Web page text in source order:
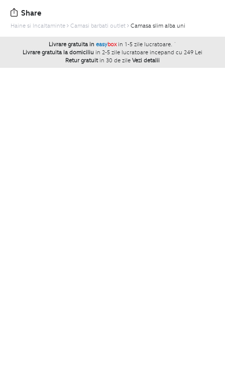
Share
Haine si Incaltaminte Camasi barbati outlet Camasa slim alba uni
Livrare gratuita in easybox in 1-5 zile lucratoare. `
Livrare gratuita la domiciliu in 2-5 zile lucratoare incepand cu 249 Lei
Retur gratuit in 30 de zile Vezi detalii